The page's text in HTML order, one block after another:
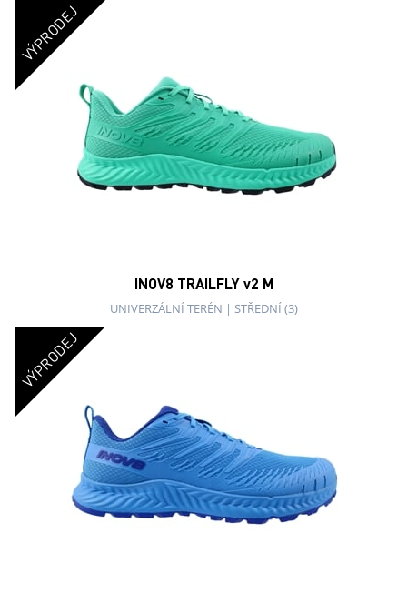
VÝPRODEJ
INOV8 TRAILFLY v2 M
UNIVERZÁLNÍ TERÉN | STŘEDNÍ (3)
VÝPRODEJ